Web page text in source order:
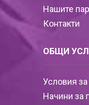
Нашите
Контакти
ОБЩИ
Условия
Начини за